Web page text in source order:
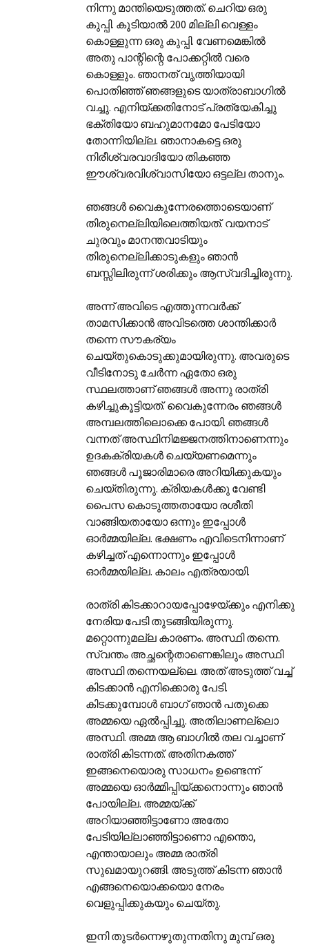
നിന്നു മാന്തിയെടുത്തത്‌. ചെറിയ ഒരു
കുപ്പി. കൂടിയാല്‍ 200 മില്ലി വെള്ളം
കൊള്ളുന്ന ഒരു കുപ്പി. വേണമെങ്കില്‍
അതു പാന്റിന്റെ പോക്കറ്റില്‍ വരെ
കൊള്ളും. ഞാനത്‌ വൃത്തിയായി
പൊതിഞ്ഞ്‌ ഞങ്ങളുടെ യാത്രാബാഗില്‍
വച്ചു. എനിയ്ക്കതിനോട്‌ പ്രത്യേകിച്ചു
ഭക്തിയോ ബഹുമാനമോ പേടിയോ
തോന്നിയില്ല. ഞാനാകട്ടെ ഒരു
നിരീശ്വരവാദിയോ തികഞ്ഞ
ഈശ്വരവിശ്വാസിയോ ഒട്ടല്ല താനും.
ഞങ്ങള്‍ വൈകുന്നേരത്തൊടെയാണ്‌
തിരുനെല്ലിയിലെത്തിയത്‌. വയനാട്‌
ചുരവും മാനന്തവാടിയും
തിരുനെല്ലിക്കാടുകളും ഞാന്‍
ബസ്സിലിരുന്ന് ശരിക്കും ആസ്വദിച്ചിരുന്നു.
അന്ന് അവിടെ എത്തുന്നവര്‍ക്ക്‌
താമസിക്കാന്‍ അവിടത്തെ ശാന്തിക്കാര്‍
തന്നെ സൗകര്യം
ചെയ്തുകൊടുക്കുമായിരുന്നു. അവരുടെ
വീടിനോടു ചേര്‍ന്ന ഏതോ ഒരു
സ്ഥലത്താണ്‌ ഞങ്ങള്‍ അന്നു രാത്രി
കഴിച്ചുകൂട്ടിയത്‌. വൈകുന്നേരം ഞങ്ങള്‍
അമ്പലത്തിലൊക്കെ പോയി. ഞങ്ങള്‍
വന്നത്‌ അസ്ഥിനിമജ്ജനത്തിനാണെന്നും
ഉദകക്രിയകള്‍ ചെയ്യണമെന്നും
ഞങ്ങള്‍ പൂജാരിമാരെ അറിയിക്കുകയും
ചെയ്തിരുന്നു. ക്രിയകള്‍ക്കു വേണ്ടി
പൈസ കൊടുത്തതായോ രശീതി
വാങ്ങിയതായോ ഒന്നും ഇപ്പോള്‍
ഓര്‍മ്മയില്ല. ഭക്ഷണം എവിടെനിന്നാണ്‌
കഴിച്ചത്‌ എന്നൊന്നും ഇപ്പോള്‍
ഓര്‍മ്മയില്ല. കാലം എത്രയായി.
രാത്രി കിടക്കാറായപ്പോഴേയ്ക്കും എനിക്കു
നേരിയ പേടി തുടങ്ങിയിരുന്നു.
മറ്റൊന്നുമല്ല കാരണം. അസ്ഥി തന്നെ.
സ്വന്തം അച്ഛന്റെതാണെങ്കിലും അസ്ഥി
അസ്ഥി തന്നെയല്ലെ. അത്‌ അടുത്ത്‌ വച്ച്‌
കിടക്കാന്‍ എനിക്കൊരു പേടി.
കിടക്കുമ്പോള്‍ ബാഗ്‌ ഞാന്‍ പതുക്കെ
അമ്മയെ ഏല്‍പ്പിച്ചു. അതിലാണല്ലൊ
അസ്ഥി. അമ്മ ആ ബാഗില്‍ തല വച്ചാണ്‌
രാത്രി കിടന്നത്‌. അതിനകത്ത്‌
ഇങ്ങനെയൊരു സാധനം ഉണ്ടെന്ന്
അമ്മയെ ഓര്‍മ്മിപ്പിയ്ക്കനൊന്നും ഞാന്‍
പോയില്ല. അമ്മയ്ക്ക്‌
അറിയാഞ്ഞിട്ടാണോ അതോ
പേടിയില്ലാഞ്ഞിട്ടാണൊ എന്തൊ,
എന്തായാലും അമ്മ രാത്രി
സുഖമായുറങ്ങി. അടുത്ത്‌ കിടന്ന ഞാന്‍
എങ്ങനെയൊക്കയൊ നേരം
വെളുപ്പിക്കുകയും ചെയ്തു.
ഇനി തുടര്‍ന്നെഴുതുന്നതിനു മുമ്പ്‌ ഒരു